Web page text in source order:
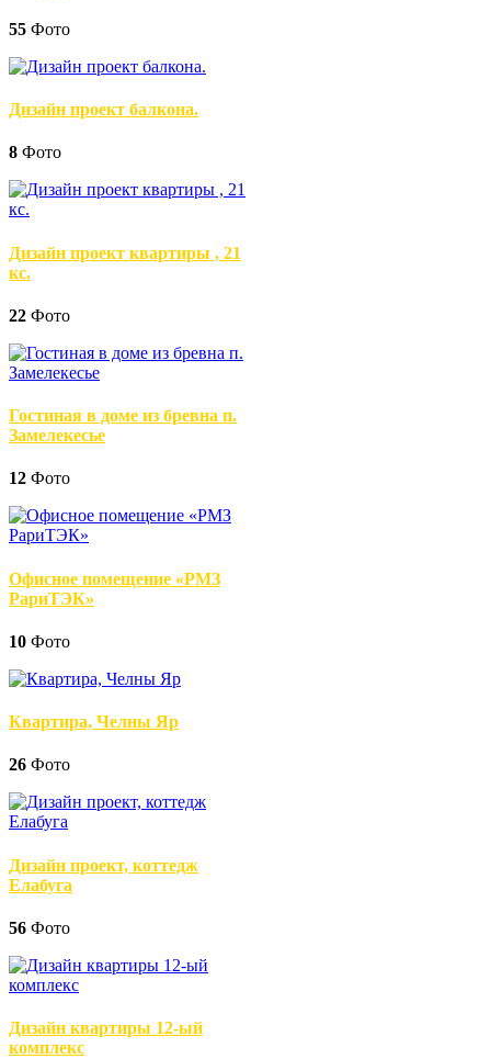
55 Фото
Дизайн проект балкона.
8 Фото
Дизайн проект квартиры , 21
кс.
22 Фото
Гостиная в доме из бревна п.
Замелекесье
12 Фото
Офисное помещение «РМЗ
РариТЭК»
10 Фото
Квартира, Челны Яр
26 Фото
Дизайн проект, коттедж
Елабуга
56 Фото
Дизайн квартиры 12-ый
комплекс